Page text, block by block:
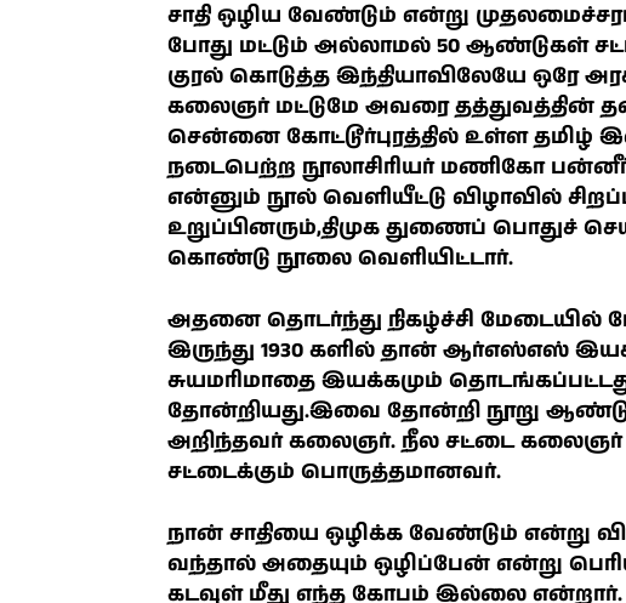
சாதி ஒழிய வேண்டும் என்று
போது மட்டும் அல்லாமல் 50 ஆண்டுகள்
குரல் கொடுத்த இந்தியாவிலேயே ஒரே
கலைஞர் மட்டுமே அவரை தத்துவத்தின்
சென்னை கோட்டூர்புரத்தில் உள்ள
நடைபெற்ற நூலாசிரியர் மணிகோ
என்னும் நூல் வெளியீட்டு விழாவில்
உறுப்பினரும்,திமுக துணைப் பொதுச்
கொண்டு நூலை வெளியிட்டார்.
அதனை தொடர்ந்து நிகழ்ச்சி மேடையில்
இருந்து 1930 களில் தான் ஆர்எஸ்எஸ்
சுயமரிமாதை இயக்கமும்
தோன்றியது.இவை தோன்றி நூறு
அறிந்தவர் கலைஞர். நீல சட்டை
சட்டைக்கும் பொருத்தமானவர்.
நான் சாதியை ஒழிக்க வேண்டும் என்று
வந்தால் அதையும் ஒழிப்பேன் என்று
கடவுள் மீது எந்த கோபம் இல்லை